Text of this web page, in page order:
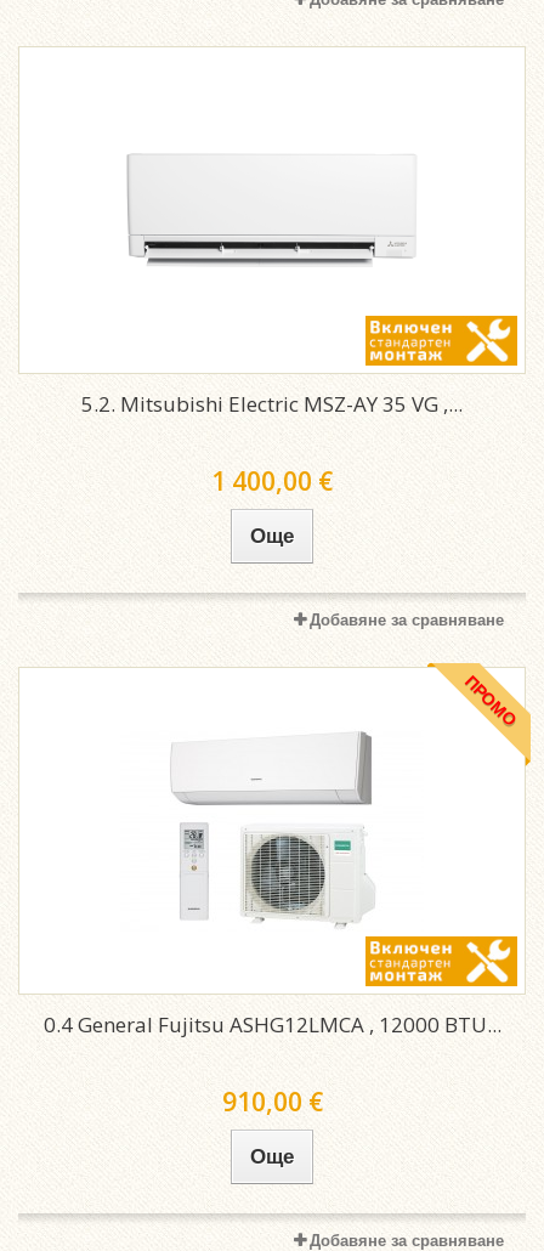
5.2. Mitsubishi Electric MSZ-AY 35 VG ,...
1 400,00 €
Още
Добавяне за сравняване
ПРОМО
0.4 General Fujitsu ASHG12LMCA , 12000 BTU...
910,00 €
Още
Добавяне за сравняване